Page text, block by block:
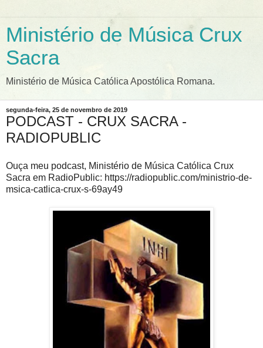
Ministério de Música Crux
Sacra
Ministério de Música Católica Apostólica Romana.
segunda-feira, 25 de novembro de 2019
PODCAST - CRUX SACRA -
RADIOPUBLIC
Ouça meu podcast, Ministério de Música Católica Crux
Sacra em RadioPublic: https://radiopublic.com/ministrio-de-
msica-catlica-crux-s-69ay49